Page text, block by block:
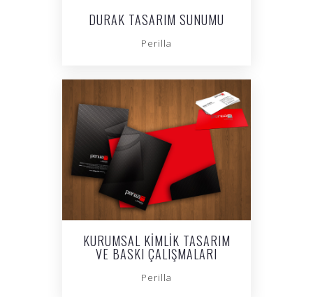
DURAK TASARIM SUNUMU
Perilla
KURUMSAL KIMLIK TASARIM
VE BASKI ÇALIŞMALARI
Perilla